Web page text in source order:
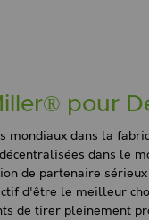
pour
dans la
dans le
de partenaire
d'être le meilleur
de tirer pleinement